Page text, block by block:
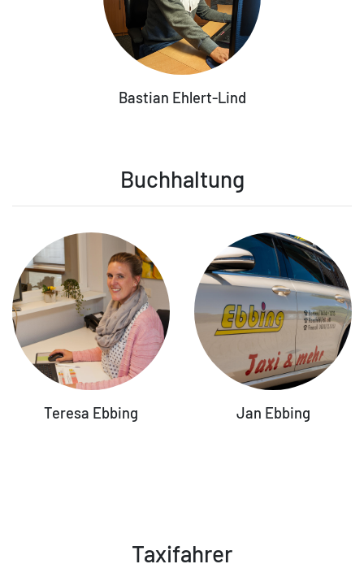
Bastian Ehlert-Lind
Buchhaltung
Teresa Ebbing Jan Ebbing
Taxifahrer